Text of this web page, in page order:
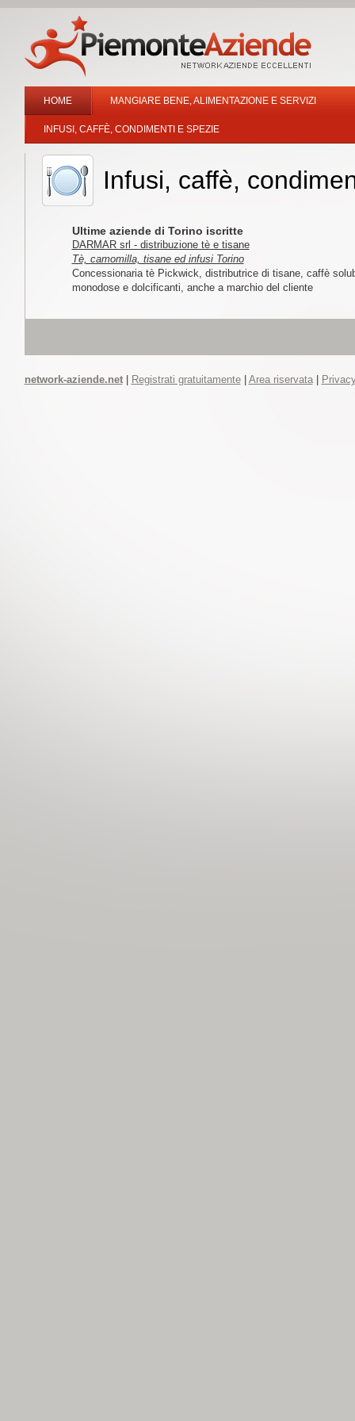
HOME MANGIARE BENE, ALIMENTAZIONE E SERVIZI
INFUSI, CAFFÈ, CONDIMENTI E SPEZIE
Infusi, caffè,
Ultime aziende di Torino iscritte
DARMAR srl - distribuzione tè e tisane
Tè, camomilla, tisane ed infusi Torino
Concessionaria tè Pickwick, distributrice di tisane, caffè
monodose e dolcificanti, anche a marchio del cliente
network-aziende.net| Registrati gratuitamente| Area riservata|